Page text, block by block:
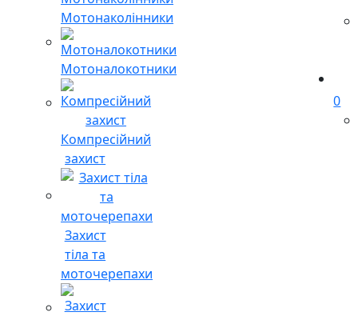
Мотонаколінники
Мотоналокотники
Компресійний
захист
Захист
тіла та
моточерепахи
0